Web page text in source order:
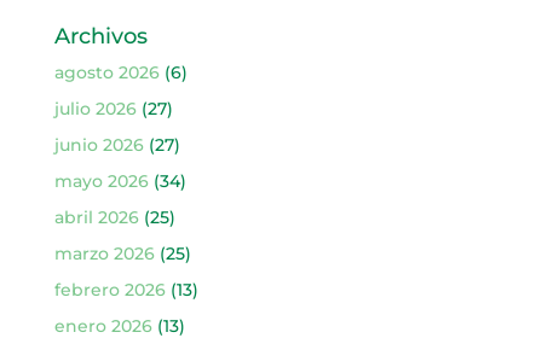
Archivos
agosto 2026(6)
julio 2026(27)
junio 2026(27)
mayo 2026(34)
abril 2026(25)
marzo 2026(25)
febrero 2026(13)
enero 2026(13)